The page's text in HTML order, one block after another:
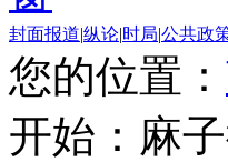
封面报道|纵论|时局|公共政
您的位置：
开始：麻